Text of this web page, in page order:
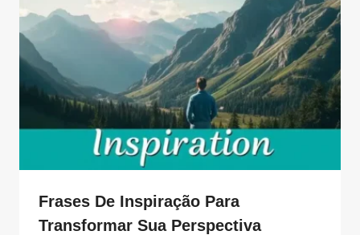
Frases De Inspiração Para
Transformar Sua Perspectiva